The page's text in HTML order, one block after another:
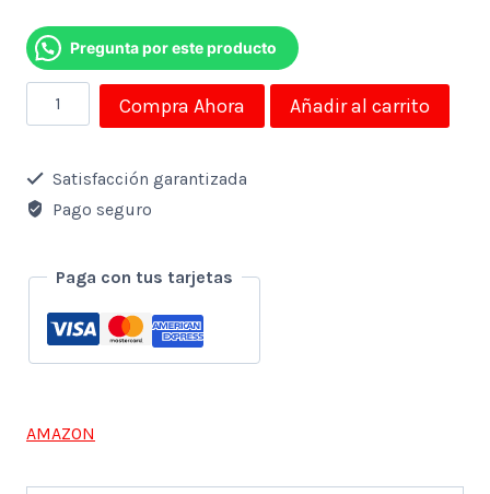
Pregunta por este producto
CÁMARA
VEHICULAR
CODN
DASH
A7
TRASERA
INTERIOR
Compra Ahora Añadir al carrito
Satisfacción garantizada
Pago seguro
Paga con tus tarjetas
AMAZON